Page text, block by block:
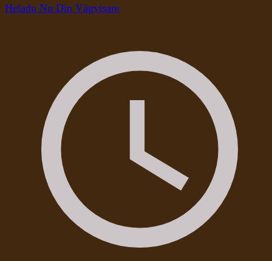
Heladu Nu Din Vägvisare